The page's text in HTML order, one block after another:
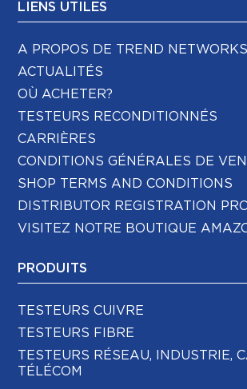
LIENS UTILES
A PROPOS DE TREND NETWORKS
ACTUALITÉS
OÙ ACHETER?
TESTEURS RECONDITIONNÉS
CARRIÈRES
CONDITIONS GÉNÉRALES DE
SHOP TERMS AND CONDITIONS
DISTRIBUTOR REGISTRATION
VISITEZ NOTRE BOUTIQUE
PRODUITS
TESTEURS CUIVRE
TESTEURS FIBRE
TESTEURS RÉSEAU, INDUSTRIE,
TÉLÉCOM